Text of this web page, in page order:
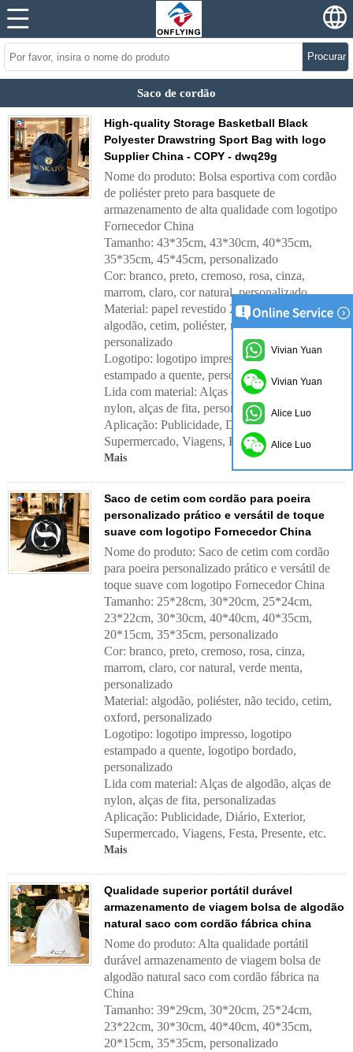
Procurar
Saco de cordão
High-quality Storage Basketball Black
Polyester Drawstring Sport Bag with logo
Supplier China - COPY - dwq29g
Nome do produto: Bolsa esportiva com cordão
de poliéster preto para basquete de
armazenamento de alta qualidade com logotipo
Fornecedor China
Tamanho: 43*35cm, 43*30cm, 40*35cm,
35*35cm, 45*45cm, personalizado
Cor: branco, preto, cremoso, rosa, cinza,
marrom, claro, cor natural, personalizado
Material: papel revestido 250, papel Kraft,
algodão, cetim, poliéster, não tecido,
personalizado
Logotipo: logotipo impresso, logotipo
estampado a quente, personalizado
Lida com material: Alças de algodão, alças de
nylon, alças de fita, personalizadas
Aplicação: Publicidade, Diário, Exterior,
Supermercado, Viagens, Festa, Presente, etc.
Mais
Saco de cetim com cordão para poeira
personalizado prático e versátil de toque
suave com logotipo Fornecedor China
Nome do produto: Saco de cetim com cordão
para poeira personalizado prático e versátil de
toque suave com logotipo Fornecedor China
Tamanho: 25*28cm, 30*20cm, 25*24cm,
23*22cm, 30*30cm, 40*40cm, 40*35cm,
20*15cm, 35*35cm, personalizado
Cor: branco, preto, cremoso, rosa, cinza,
marrom, claro, cor natural, verde menta,
personalizado
Material: algodão, poliéster, não tecido, cetim,
oxford, personalizado
Logotipo: logotipo impresso, logotipo
estampado a quente, logotipo bordado,
personalizado
Lida com material: Alças de algodão, alças de
nylon, alças de fita, personalizadas
Aplicação: Publicidade, Diário, Exterior,
Supermercado, Viagens, Festa, Presente, etc.
Mais
Qualidade superior portátil durável
armazenamento de viagem bolsa de algodão
natural saco com cordão fábrica china
Nome do produto: Alta qualidade portátil
durável armazenamento de viagem bolsa de
algodão natural saco com cordão fábrica na
China
Tamanho: 39*29cm, 30*20cm, 25*24cm,
23*22cm, 30*30cm, 40*40cm, 40*35cm,
20*15cm, 35*35cm, personalizado
Vivian Yuan
Vivian Yuan
Alice Luo
Alice Luo